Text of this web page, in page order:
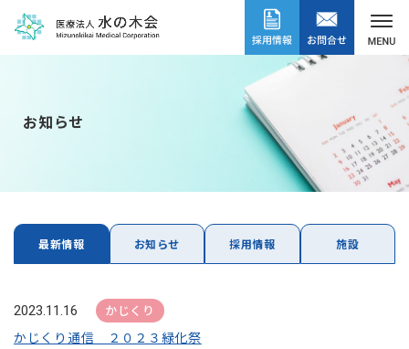
お知らせ
最新情報 お知らせ 採用情報 施設
2023.11.16 かじくり
かじくり通信 ２０２３緑化祭